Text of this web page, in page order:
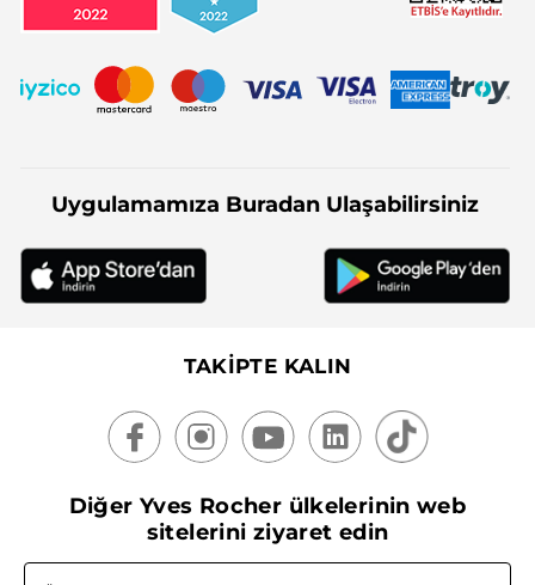
Uygulamamıza Buradan Ulaşabilirsiniz
TAKİPTE KALIN
Diğer Yves Rocher ülkelerinin web
sitelerini ziyaret edin